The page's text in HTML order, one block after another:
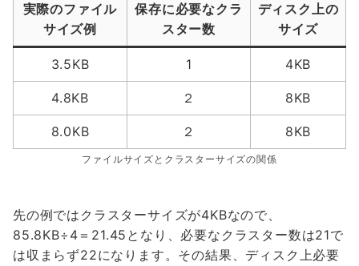
実際のファイル
サイズ例
保存に必要なクラ
スター数
ディスク上の
サイズ
3.5KB 1 4KB
4.8KB ２ 8KB
8.0KB ２ 8KB
ファイルサイズとクラスターサイズの関係
先の例ではクラスターサイズが4KBなので、
85.8KB÷4＝21.45となり、必要なクラスター数は21で
は収まらず22になります。その結果、ディスク上必要